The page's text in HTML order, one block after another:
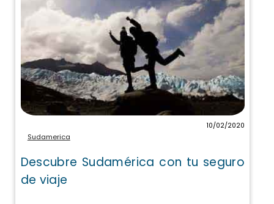
10/02/2020
Sudamerica
Descubre Sudamérica con tu seguro
de viaje